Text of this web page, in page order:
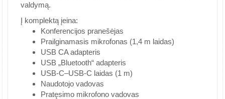
valdymą.
Į komplektą įeina:
Konferencijos pranešėjas
Prailginamasis mikrofonas (1,4 m laidas)
USB CA adapteris
USB „Bluetooth“ adapteris
USB-C–USB-C laidas (1 m)
Naudotojo vadovas
Pratęsimo mikrofono vadovas